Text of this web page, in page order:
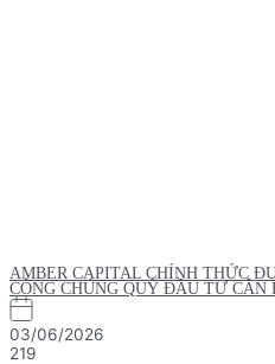
AMBER CAPITAL CHÍNH THỨC
CÔNG CHÚNG QUỸ ĐẦU TƯ CÂN
03/06/2026
219